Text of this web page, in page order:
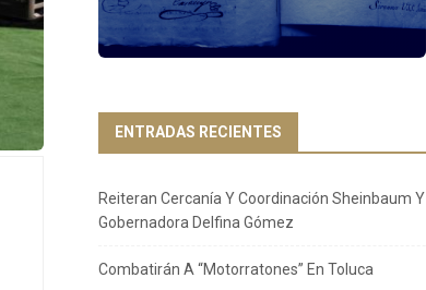
ENTRADAS RECIENTES
Reiteran Cercanía Y Coordinación Sheinbaum Y
Gobernadora Delfina Gómez
Combatirán A “Motorratones” En Toluca